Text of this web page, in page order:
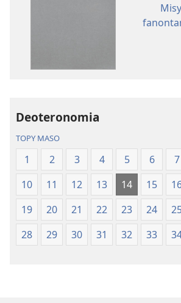
Deoteronomia
TOPY MASO
1 2 3 4 5 6 7
10
11 12 13 14 15
19
20 21 22 23 24
28
29 30 31 32 33